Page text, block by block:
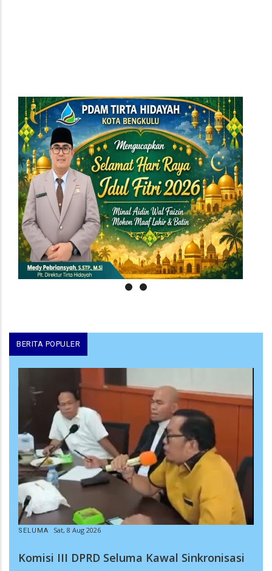
BERITA POPULER
SELUMA Sat, 8 Aug 2026
Komisi III DPRD Seluma Kawal Sinkronisasi